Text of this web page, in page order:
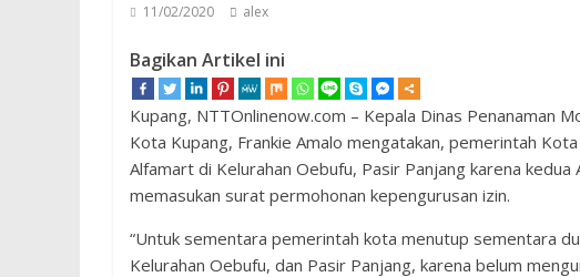
11/02/2020 alex
Bagikan Artikel ini
Kupang, NTTOnlinenow.com – Kepala Dinas Penanaman
Kota Kupang, Frankie Amalo mengatakan, pemerintah
Alfamart di Kelurahan Oebufu, Pasir Panjang karena
memasukan surat permohonan kepengurusan izin.
“Untuk sementara pemerintah kota menutup sementara
Kelurahan Oebufu, dan Pasir Panjang, karena belum